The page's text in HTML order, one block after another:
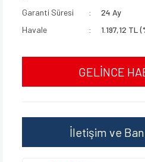
Garanti Süresi
24 Ay
Havale
1.197,12 TL
GELİNCE
İletişim ve